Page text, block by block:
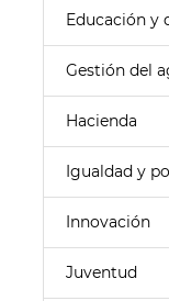
Educación y
Gestión del
Hacienda
Igualdad y
Innovación
Juventud